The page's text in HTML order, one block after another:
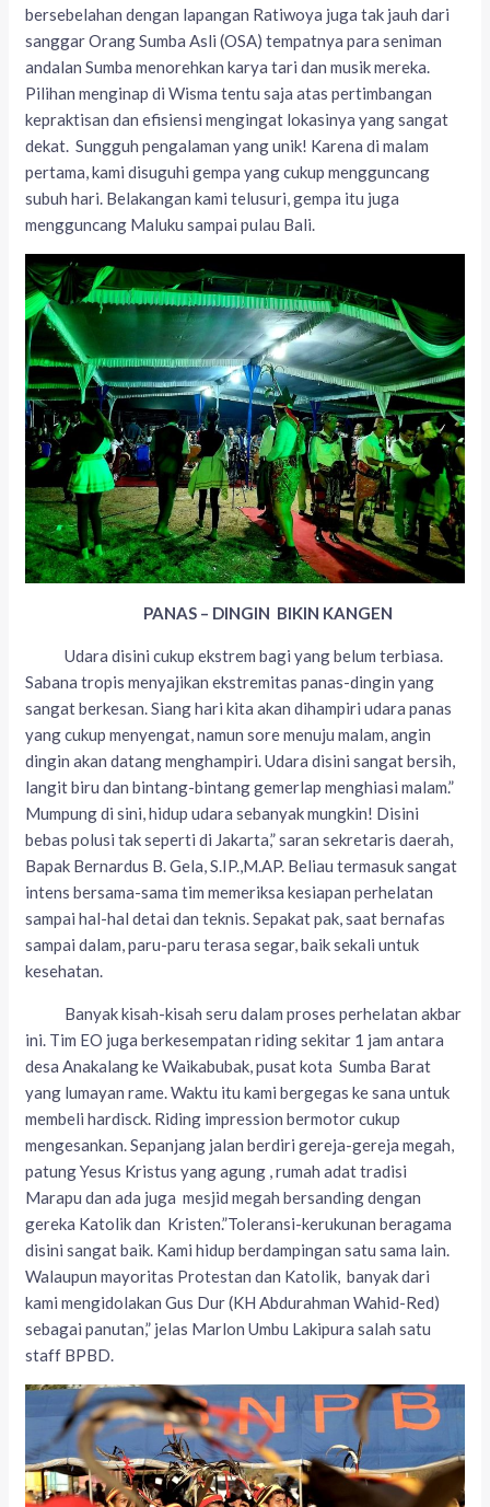
bersebelahan dengan lapangan Ratiwoya juga tak jauh dari
sanggar Orang Sumba Asli (OSA) tempatnya para seniman
andalan Sumba menorehkan karya tari dan musik mereka.
Pilihan menginap di Wisma tentu saja atas pertimbangan
kepraktisan dan efisiensi mengingat lokasinya yang sangat
dekat. Sungguh pengalaman yang unik! Karena di malam
pertama, kami disuguhi gempa yang cukup mengguncang
subuh hari. Belakangan kami telusuri, gempa itu juga
mengguncang Maluku sampai pulau Bali.
PANAS – DINGIN BIKIN KANGEN
Udara disini cukup ekstrem bagi yang belum terbiasa.
Sabana tropis menyajikan ekstremitas panas-dingin yang
sangat berkesan. Siang hari kita akan dihampiri udara panas
yang cukup menyengat, namun sore menuju malam, angin
dingin akan datang menghampiri. Udara disini sangat bersih,
langit biru dan bintang-bintang gemerlap menghiasi malam.”
Mumpung di sini, hidup udara sebanyak mungkin! Disini
bebas polusi tak seperti di Jakarta,” saran sekretaris daerah,
Bapak Bernardus B. Gela, S.IP.,M.AP. Beliau termasuk sangat
intens bersama-sama tim memeriksa kesiapan perhelatan
sampai hal-hal detai dan teknis. Sepakat pak, saat bernafas
sampai dalam, paru-paru terasa segar, baik sekali untuk
kesehatan.
Banyak kisah-kisah seru dalam proses perhelatan akbar
ini. Tim EO juga berkesempatan riding sekitar 1 jam antara
desa Anakalang ke Waikabubak, pusat kota Sumba Barat
yang lumayan rame. Waktu itu kami bergegas ke sana untuk
membeli hardisck. Riding impression bermotor cukup
mengesankan. Sepanjang jalan berdiri gereja-gereja megah,
patung Yesus Kristus yang agung , rumah adat tradisi
Marapu dan ada juga mesjid megah bersanding dengan
gereka Katolik dan Kristen.”Toleransi-kerukunan beragama
disini sangat baik. Kami hidup berdampingan satu sama lain.
Walaupun mayoritas Protestan dan Katolik, banyak dari
kami mengidolakan Gus Dur (KH Abdurahman Wahid-Red)
sebagai panutan,” jelas Marlon Umbu Lakipura salah satu
staff BPBD.